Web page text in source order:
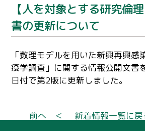
【人を対象とする研究倫
書の更新について
「数理モデルを用いた新興再興感
疫学調査」に関する情報公開文書
日付で第2版に更新しました。
前へ ＜ 新着情報一覧に戻